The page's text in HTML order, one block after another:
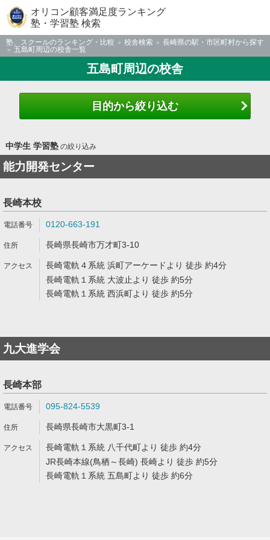
オリコン顧客満足度ランキング
塾・学習塾 検索
塾、スクールのランキング・比較 校舎検索
長崎県の駅・市区町村から探す
五島町周辺の校舎一覧
五島町周辺の校舎
目的から絞り込む
中学生 学習塾の絞り込み
能力開発センター
長崎本校
0120-663-191
長崎県長崎市万才町3-10
長崎電軌４系統 浜町アーケードより 徒歩 約4分
長崎電軌１系統 大波止より 徒歩 約5分
長崎電軌１系統 西浜町より 徒歩 約5分
九大進学会
長崎本部
095-824-5539
長崎県長崎市大黒町3-1
長崎電軌１系統 八千代町より 徒歩 約4分
JR長崎本線(鳥栖～長崎) 長崎より 徒歩 約5分
長崎電軌１系統 五島町より 徒歩 約6分